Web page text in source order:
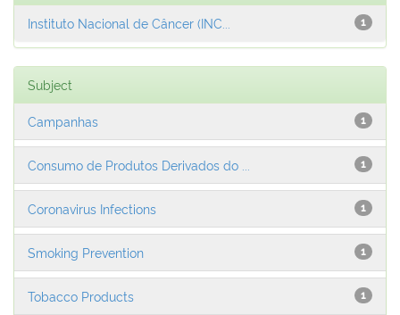
1
Instituto Nacional de Câncer (INC...
Subject
1
Campanhas
1
Consumo de Produtos Derivados do ...
1
Coronavirus Infections
1
Smoking Prevention
1
Tobacco Products